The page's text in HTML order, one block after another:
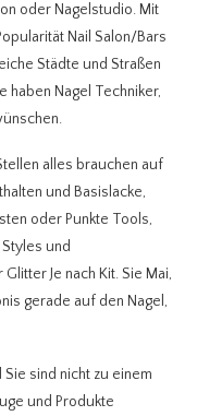
oder Nagelstudio. Mit
Nail Salon/Bars
Städte und Straßen
haben Nagel Techniker,
alles brauchen auf
und Basislacke,
oder Punkte Tools,
und
Je nach Kit. Sie Mai,
gerade auf den Nagel,
sind nicht zu einem
und Produkte